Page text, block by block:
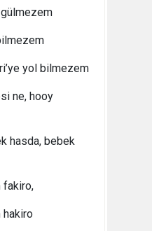
yol bilmezem
ne, hooy
hasda, bebek